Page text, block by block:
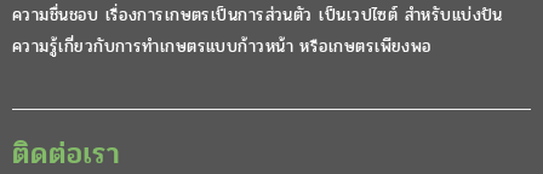
ความชื่นชอบ เรื่องการเกษตรเป็นการส่วนตัว เป็นเวปไซต์ สำหรับแบ่งปัน
ความรู้เกี่ยวกับการทำเกษตรแบบก้าวหน้า หรือเกษตรเพียงพอ
ติดต่อเรา